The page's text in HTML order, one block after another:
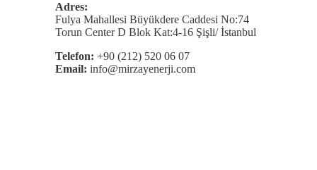
Adres:
Fulya Mahallesi Büyükdere Caddesi No:74
Torun Center D Blok Kat:4-16 Şişli/ İstanbul
Telefon: +90 (212) 520 06 07
Email: info@mirzayenerji.com